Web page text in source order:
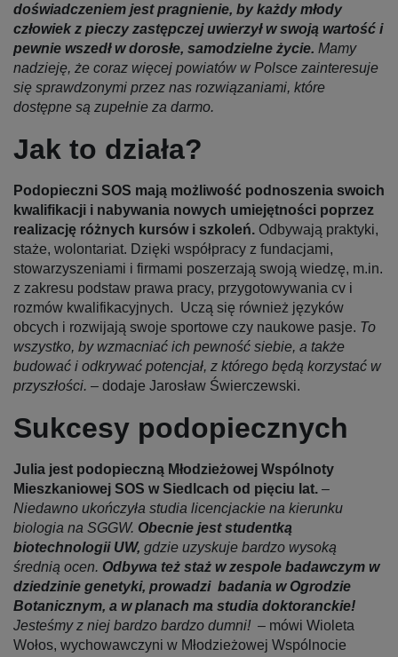
doświadczeniem jest pragnienie, by każdy młody
człowiek z pieczy zastępczej uwierzył w swoją wartość i
pewnie wszedł w dorosłe, samodzielne życie. Mamy
nadzieję, że coraz więcej powiatów w Polsce zainteresuje
się sprawdzonymi przez nas rozwiązaniami, które
dostępne są zupełnie za darmo.
Jak to działa?
Podopieczni SOS mają możliwość podnoszenia swoich
kwalifikacji i nabywania nowych umiejętności poprzez
realizację różnych kursów i szkoleń. Odbywają praktyki,
staże, wolontariat. Dzięki współpracy z fundacjami,
stowarzyszeniami i firmami poszerzają swoją wiedzę, m.in.
z zakresu podstaw prawa pracy, przygotowywania cv i
rozmów kwalifikacyjnych. Uczą się również języków
obcych i rozwijają swoje sportowe czy naukowe pasje. To
wszystko, by wzmacniać ich pewność siebie, a także
budować i odkrywać potencjał, z którego będą korzystać w
przyszłości. ­ – dodaje Jarosław Świerczewski.
Sukcesy podopiecznych
Julia jest podopieczną Młodzieżowej Wspólnoty
Mieszkaniowej SOS w Siedlcach od pięciu lat. –
Niedawno ukończyła studia licencjackie na kierunku
biologia na SGGW. Obecnie jest studentką
biotechnologii UW, gdzie uzyskuje bardzo wysoką
średnią ocen. Odbywa też staż w zespole badawczym w
dziedzinie genetyki, prowadzi badania w Ogrodzie
Botanicznym, a w planach ma studia doktoranckie!
Jesteśmy z niej bardzo bardzo dumni! – mówi Wioleta
Wołos, wychowawczyni w Młodzieżowej Wspólnocie